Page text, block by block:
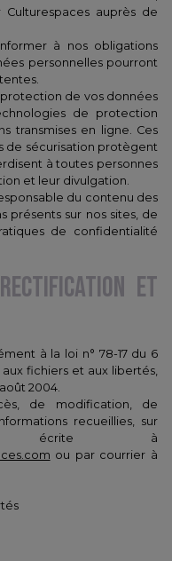
auprès de
à nos obligations
personnelles pourront
de vos données
de protection
transmises en ligne. Ces
de sécurisation protègent
à toutes personnes
et leur divulgation.
du contenu des
présents sur nos sites, de
de confidentialité
ET
à la loi n° 78-17 du 6
fichiers et aux libertés,
2004.
de modification, de
recueillies, sur
écrite à
ou par courrier à